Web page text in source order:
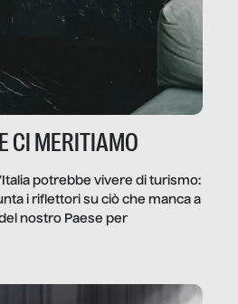
CI MERITIAMO
potrebbe vivere di turismo:
i riflettori su ciò che manca a
nostro Paese per